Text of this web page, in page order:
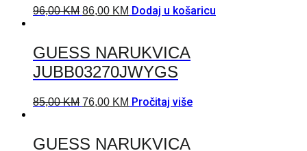
96,00KM 86,00 KM Dodaj u košaricu
GUESS NARUKVICA
JUBB03270JWYGS
85,00KM 76,00 KM Pročitaj više
GUESS NARUKVICA